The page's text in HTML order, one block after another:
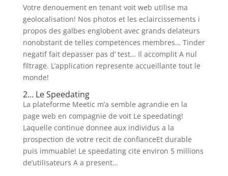
Votre denouement en tenant voit web utilise ma
geolocalisation! Nos photos et les eclaircissements i
propos des galbes englobent avec grands delateurs
nonobstant de telles competences membres… Tinder
negatif fait depasser pas d’ test… Il accomplit A nul
filtrage. L’application represente accueillante tout le
monde!
2… Le Speedating
La plateforme Meetic m’a semble agrandie en la
page web en compagnie de voit Le speedating!
Laquelle continue donnee aux individus a la
prospection de votre recit de confianceEt durable
puis immuable! Le speedating cite environ 5 millions
de’utilisateurs A a present…